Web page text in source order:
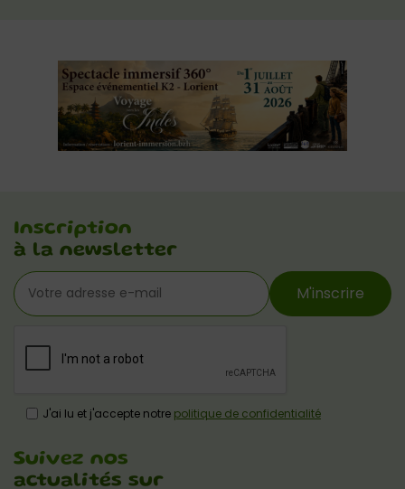
Inscription
à la newsletter
M'inscrire
J'ai lu et j'accepte notre politique de confidentialité
Suivez nos
actualités sur